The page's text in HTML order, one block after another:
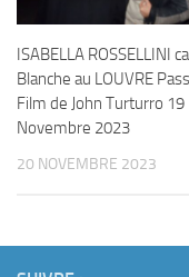
ISABELLA ROSSELLINI
Blanche au LOUVRE
Film de John Turturro 19
Novembre 2023
20 NOVEMBRE 2023